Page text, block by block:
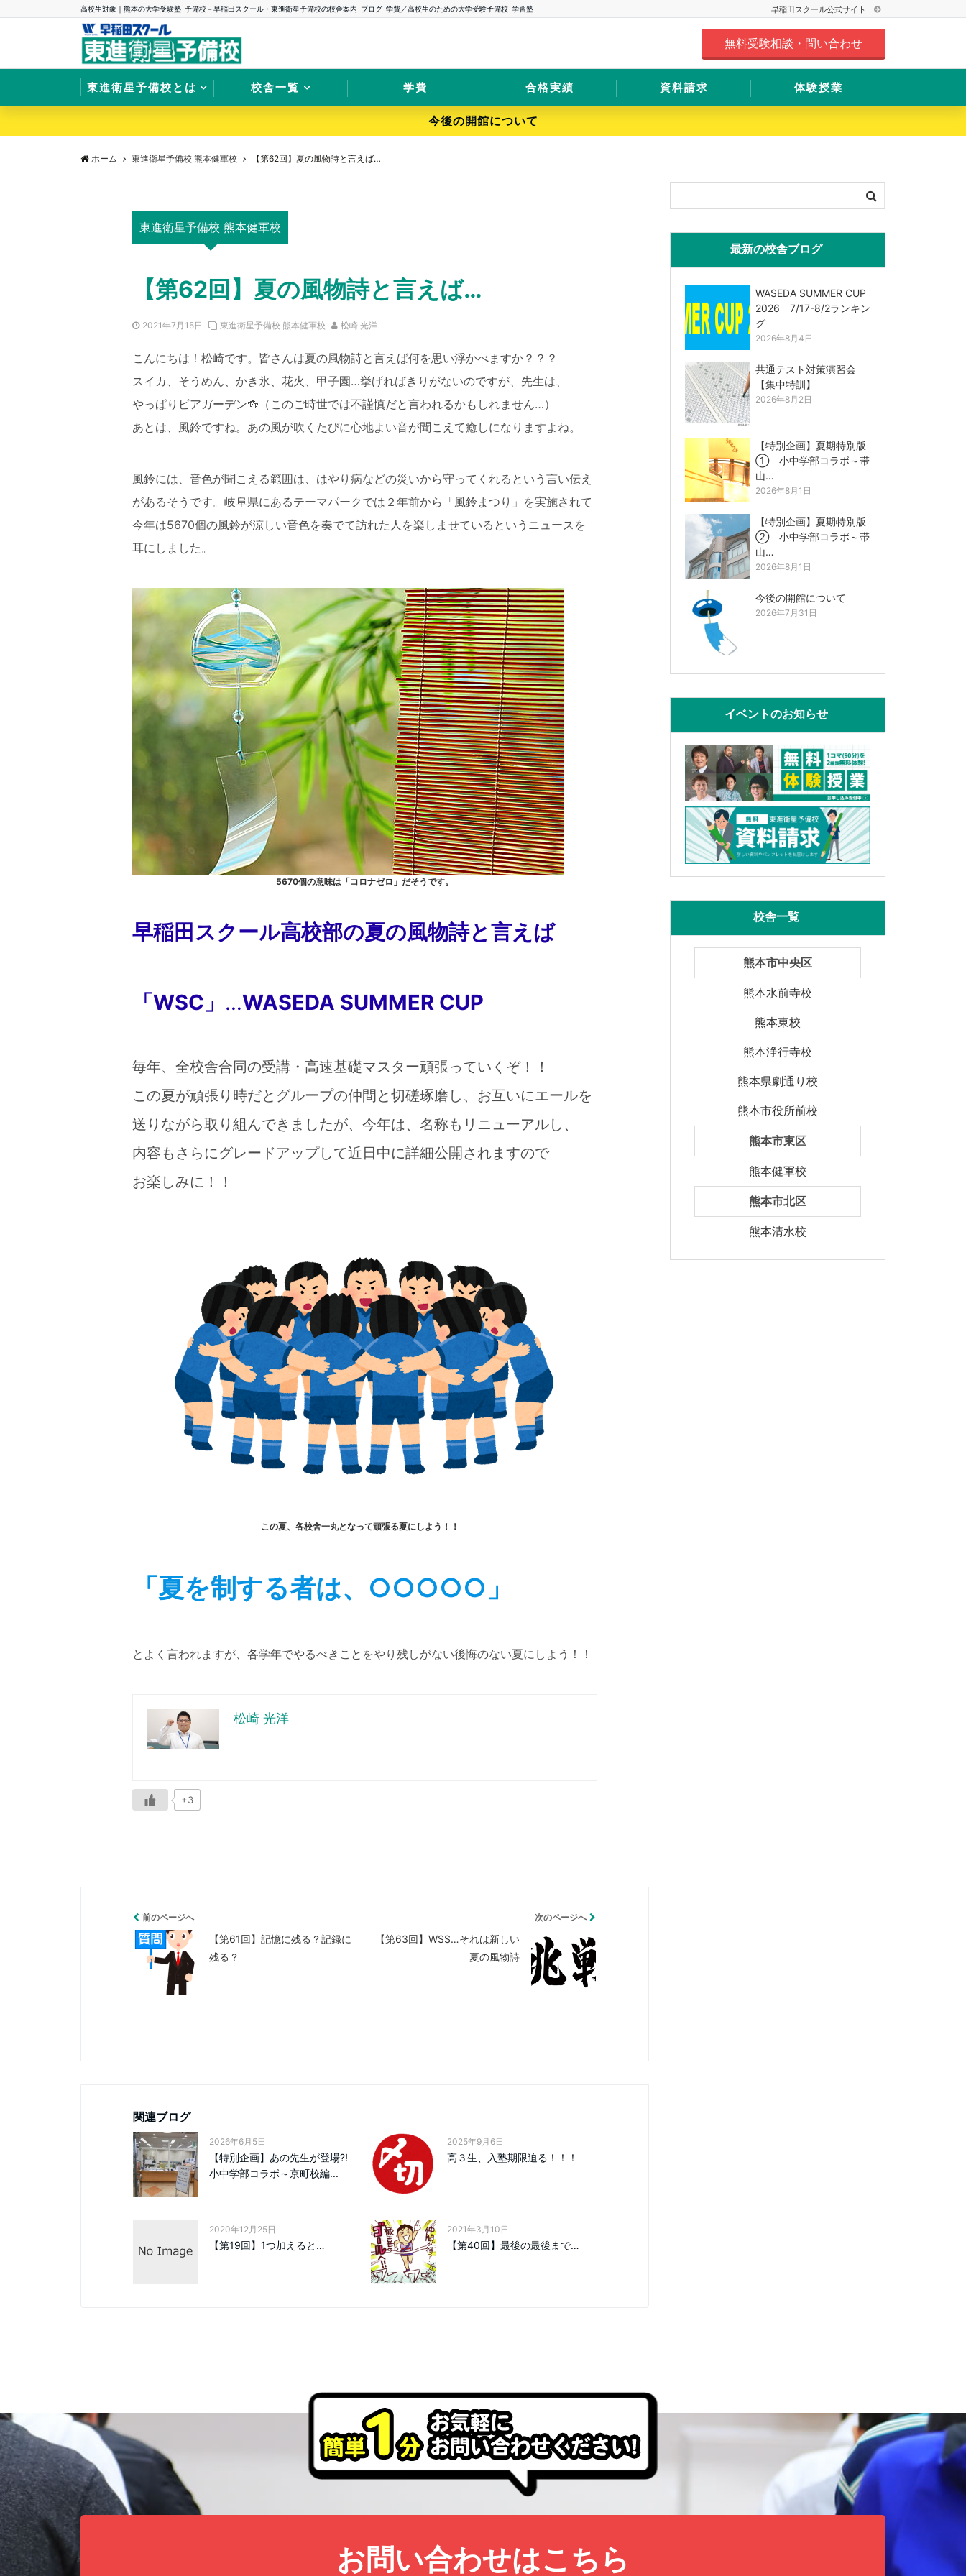
高校生対象｜熊本の大学受験塾･予備校－早稲田スクール・東進衛星予備校の校舎案内･ブログ･学費／高校生のための大学受験予備校･学習塾 早稲田スクール公式サイト
無料受験相談・問い合わせ
東進衛星予備校とは 校舎一覧 学費 合格実績 資料請求 体験授業
今後の開館について
ホーム 東進衛星予備校 熊本健軍校 【第62回】夏の風物詩と言えば…
東進衛星予備校 熊本健軍校
【第62回】夏の風物詩と言えば…
2021年7月15日 東進衛星予備校 熊本健軍校 松崎 光洋
こんにちは！松崎です。皆さんは夏の風物詩と言えば何を思い浮かべますか？？？
スイカ、そうめん、かき氷、花火、甲子園…挙げればきりがないのですが、先生は、
やっぱりビアガーデン🍻（このご時世では不謹慎だと言われるかもしれません…）
あとは、風鈴ですね。あの風が吹くたびに心地よい音が聞こえて癒しになりますよね。
風鈴には、音色が聞こえる範囲は、はやり病などの災いから守ってくれるという言い伝え
があるそうです。岐阜県にあるテーマパークでは２年前から「風鈴まつり」を実施されて
今年は5670個の風鈴が涼しい音色を奏でて訪れた人を楽しませているというニュースを
耳にしました。
5670個の意味は「コロナゼロ」だそうです。
早稲田スクール高校部の夏の風物詩と言えば
「WSC」 …WASEDA SUMMER CUP
毎年、全校舎合同の受講・高速基礎マスター頑張っていくぞ！！
この夏が頑張り時だとグループの仲間と切磋琢磨し、お互いにエールを
送りながら取り組んできましたが、今年は、名称もリニューアルし、
内容もさらにグレードアップして近日中に詳細公開されますので
お楽しみに！！
この夏、各校舎一丸となって頑張る夏にしよう！！
「夏を制する者は、○○○○○」
とよく言われますが、各学年でやるべきことをやり残しがない後悔のない夏にしよう！！
松崎 光洋
+3
前のページへ
【第61回】記憶に残る？記録に
残る？
次のページへ
【第63回】WSS…それは新しい
夏の風物詩
関連ブログ
2026年6月5日
【特別企画】あの先生が登場⁈
小中学部コラボ～京町校編...
2025年9月6日
高３生、入塾期限迫る！！！
2020年12月25日
【第19回】1つ加えると…
2021年3月10日
【第40回】最後の最後まで…
最新の校舎ブログ
WASEDA SUMMER CUP
2026 7/17-8/2ランキン
グ
2026年8月4日
共通テスト対策演習会
【集中特訓】
2026年8月2日
【特別企画】夏期特別版
① 小中学部コラボ～帯
山…
2026年8月1日
【特別企画】夏期特別版
② 小中学部コラボ～帯
山…
2026年8月1日
今後の開館について
2026年7月31日
イベントのお知らせ
校舎一覧
熊本市中央区
熊本水前寺校
熊本東校
熊本浄行寺校
熊本県劇通り校
熊本市役所前校
熊本市東区
熊本健軍校
熊本市北区
熊本清水校
お問い合わせはこちら